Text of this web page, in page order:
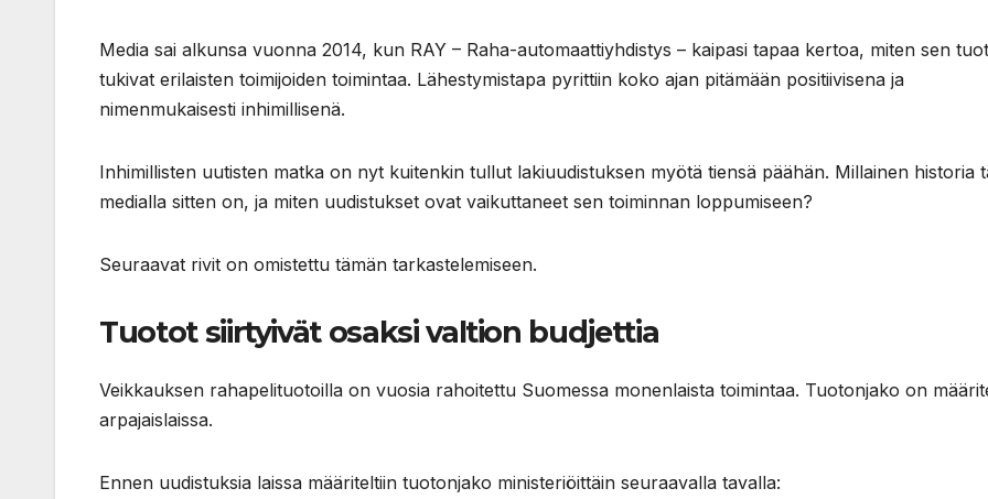
Media sai alkunsa vuonna 2014, kun RAY – Raha-automaattiyhdistys – kaipasi tapaa kertoa, miten sen
tukivat erilaisten toimijoiden toimintaa. Lähestymistapa pyrittiin koko ajan pitämään positiivisena ja
nimenmukaisesti inhimillisenä.
Inhimillisten uutisten matka on nyt kuitenkin tullut lakiuudistuksen myötä tiensä päähän. Millainen historia
medialla sitten on, ja miten uudistukset ovat vaikuttaneet sen toiminnan loppumiseen?
Seuraavat rivit on omistettu tämän tarkastelemiseen.
Tuotot siirtyivät osaksi valtion budjettia
Veikkauksen rahapelituotoilla on vuosia rahoitettu Suomessa monenlaista toimintaa. Tuotonjako on
arpajaislaissa.
Ennen uudistuksia laissa määriteltiin tuotonjako ministeriöittäin seuraavalla tavalla: